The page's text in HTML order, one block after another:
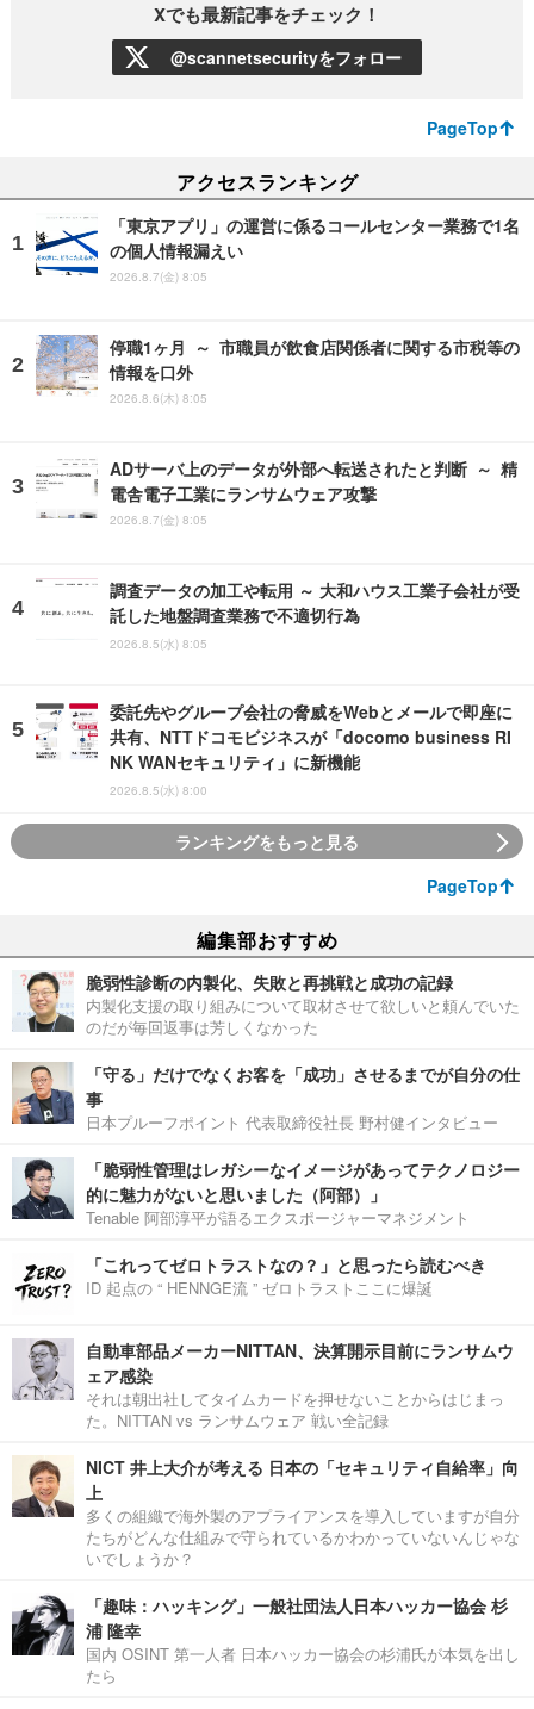
Xでも最新記事をチェック！
@scannetsecurityをフォロー
PageTop
アクセスランキング
「東京アプリ」の運営に係るコールセンター業務で1名
の個人情報漏えい
2026.8.7(金) 8:05
停職1ヶ月 ～ 市職員が飲食店関係者に関する市税等の
情報を口外
2026.8.6(木) 8:05
ADサーバ上のデータが外部へ転送されたと判断 ～ 精
電舎電子工業にランサムウェア攻撃
2026.8.7(金) 8:05
調査データの加工や転用 ～ 大和ハウス工業子会社が受
託した地盤調査業務で不適切行為
2026.8.5(水) 8:05
委託先やグループ会社の脅威をWebとメールで即座に
共有、NTTドコモビジネスが「docomo business RI
NK WANセキュリティ」に新機能
2026.8.5(水) 8:00
ランキングをもっと見る
PageTop
編集部おすすめ
脆弱性診断の内製化、失敗と再挑戦と成功の記録
内製化支援の取り組みについて取材させて欲しいと頼んでいた
のだが毎回返事は芳しくなかった
「守る」だけでなくお客を「成功」させるまでが自分の仕
事
日本プルーフポイント 代表取締役社長 野村健インタビュー
「脆弱性管理はレガシーなイメージがあってテクノロジー
的に魅力がないと思いました（阿部）」
Tenable 阿部淳平が語るエクスポージャーマネジメント
「これってゼロトラストなの？」と思ったら読むべき
ID 起点の “ HENNGE流 ” ゼロトラストここに爆誕
自動車部品メーカーNITTAN、決算開示目前にランサムウ
ェア感染
それは朝出社してタイムカードを押せないことからはじまっ
た。NITTAN vs ランサムウェア 戦い全記録
NICT 井上大介が考える 日本の「セキュリティ自給率」向
上
多くの組織で海外製のアプライアンスを導入していますが自分
たちがどんな仕組みで守られているかわかっていないんじゃな
いでしょうか？
「趣味：ハッキング」一般社団法人日本ハッカー協会 杉
浦 隆幸
国内 OSINT 第一人者 日本ハッカー協会の杉浦氏が本気を出し
たら